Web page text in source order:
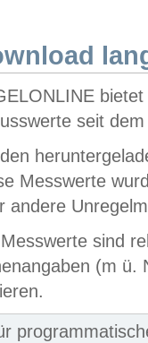
seit
Messwerte
andere
sind
(m ü.